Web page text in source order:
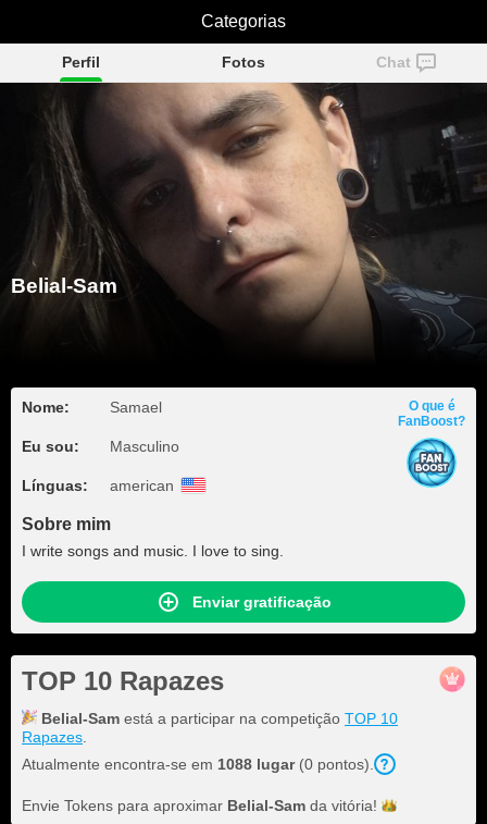
Belial-Sam
Perfil Fotos Chat
Belial-Sam
Nome: Samael
Eu sou: Masculino
Línguas: american
O que é
FanBoost?
Sobre mim
I write songs and music. I love to sing.
Enviar gratificação
TOP 10 Rapazes
Belial-Sam está a participar na competição TOP 10
Rapazes
Atualmente encontra-se em 1088 lugar(0 pontos).
Envie Tokens para aproximar Belial-Sam da vitória!
Categorias